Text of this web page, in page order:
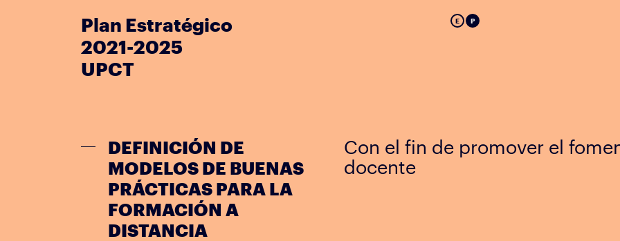
Plan Estratégico
2021-2025
UPCT
E P
DEFINICIÓN DE
MODELOS DE BUENAS
PRÁCTICAS PARA LA
FORMACIÓN A
DISTANCIA
Con el fin de promover el
docente